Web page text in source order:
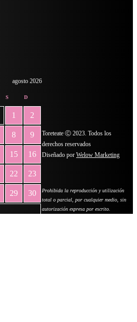
agosto 2026
S D
1 2
8 9
15 16
22 23
29 30
Toreteate Ⓒ 2023. Todos los
derechos reservados
Diseñado por Welow Marketing
Prohibida la reproducción y utilización
total o parcial, por cualquier medio, sin
autorización expresa por escrito.